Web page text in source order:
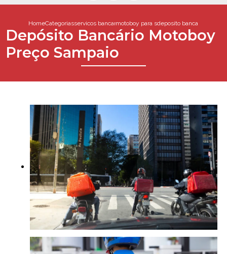
HomeCategoriasservicos bancariosmotoboy para saque de valores
deposito bancario
Depósito Bancário Motoboy
Preço Sampaio